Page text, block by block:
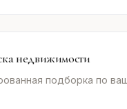
недвижимости
подборка по